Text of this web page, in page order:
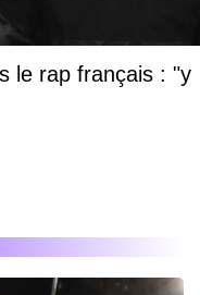
le rap français : "y